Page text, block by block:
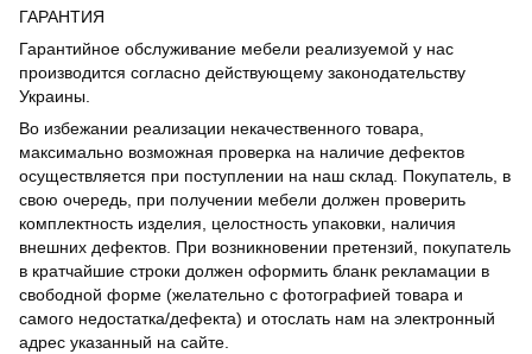
ГАРАНТИЯ
Гарантийное обслуживание мебели реализуемой у нас
производится согласно действующему законодательству
Украины.
Во избежании реализации некачественного товара,
максимально возможная проверка на наличие дефектов
осуществляется при поступлении на наш склад. Покупатель, в
свою очередь, при получении мебели должен проверить
комплектность изделия, целостность упаковки, наличия
внешних дефектов. При возникновении претензий, покупатель
в кратчайшие строки должен оформить бланк рекламации в
свободной форме (желательно с фотографией товара и
самого недостатка/дефекта) и отослать нам на электронный
адрес указанный на сайте.